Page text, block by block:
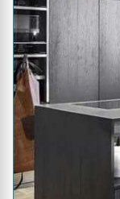
Sprinkstraat
Team: 1
12 jaar
Populair: 31x
Keukenrenovatie
Plaatsing van